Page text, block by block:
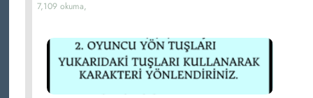
7,109 okuma,